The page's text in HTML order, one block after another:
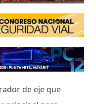
de eje que